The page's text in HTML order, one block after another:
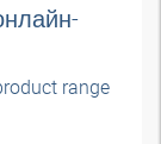
range